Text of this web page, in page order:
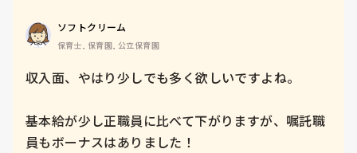
ソフトクリーム
保育士, 保育園, 公立保育園
収入面、やはり少しでも多く欲しいですよね。
基本給が少し正職員に比べて下がりますが、嘱託職
員もボーナスはありました！